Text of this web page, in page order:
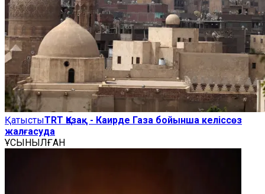
ҚатыстыTRT Қазақ - Каирде Газа бойынша келіссөз
жалғасуда
ҰСЫНЫЛҒАН